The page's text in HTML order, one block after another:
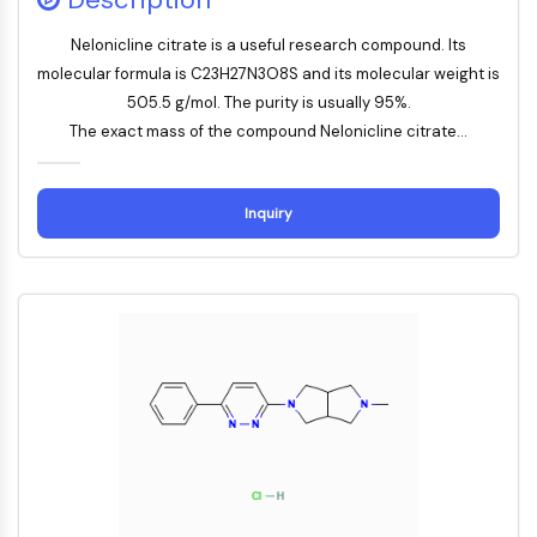
Immunologie/Inflammation
CD6
CTLA-4
Nectine-4
Nelonicline citrate is a useful research compound. Its
molecular formula is C23H27N3O8S and its molecular weight is
505.5 g/mol. The purity is usually 95%.
The exact mass of the compound Nelonicline citrate...
Inquiry